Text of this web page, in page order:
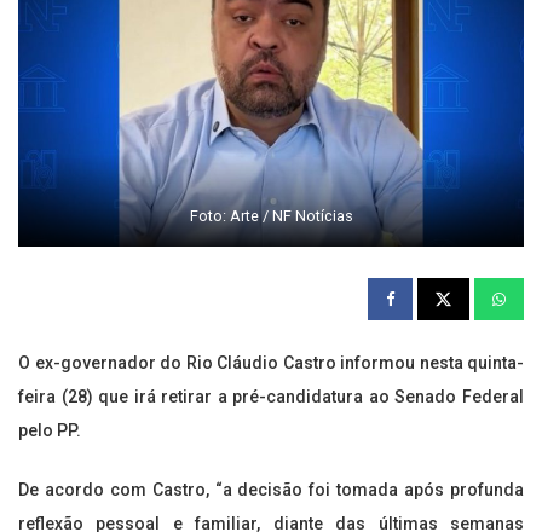
Foto: Arte / NF Notícias
O ex-governador do Rio Cláudio Castro informou nesta quinta-
feira (28) que irá retirar a pré-candidatura ao Senado Federal
pelo PP.
De acordo com Castro, “a decisão foi tomada após profunda
reflexão pessoal e familiar, diante das últimas semanas